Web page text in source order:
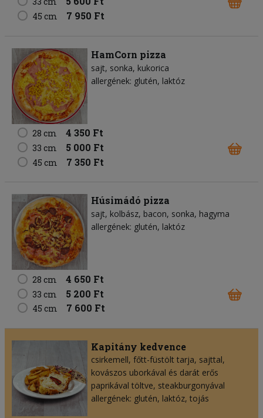
45 cm 7 950 Ft
HamCorn pizza
sajt sonka kukorica
allergének: glutén, laktóz
28 cm 4 350 Ft
33 cm 5 000 Ft
45 cm 7 350 Ft
Húsimádó pizza
sajt kolbász bacon sonka hagyma
allergének: glutén, laktóz
28 cm 4 650 Ft
33 cm 5 200 Ft
45 cm 7 600 Ft
Kapitány kedvence
csirkemell, főtt-füstölt tarja, sajttal,
kovászos uborkával és darát erős
paprikával töltve, steakburgonyával
allergének: glutén, laktóz, tojás